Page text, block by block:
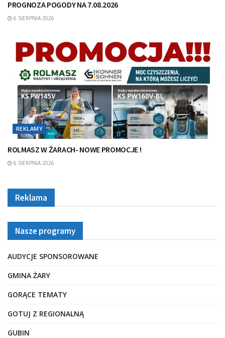
PROGNOZA POGODY NA 7.08.2026
6 SIERPNIA 2026
REKLAMY
ROLMASZ W ŻARACH- NOWE PROMOCJE !
6 SIERPNIA 2026
Reklama
Nasze programy
AUDYCJE SPONSOROWANE
GMINA ŻARY
GORĄCE TEMATY
GOTUJ Z REGIONALNĄ
GUBIN